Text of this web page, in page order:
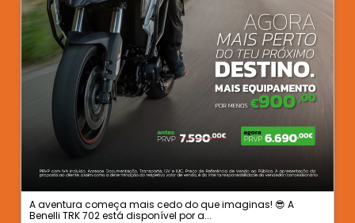
A aventura começa mais cedo do que imaginas! 😎 A
Benelli TRK 702 está disponível por a...